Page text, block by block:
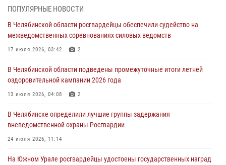
На Южном Урале спецназ Росгвардии провел военно-полевые
Росгвардейцы задержали трёх магазинных воров в Челябинске
На Южном Урале сотрудники Росгвардии задержали
подозреваемого в совершении убийства
В Челябинской области росгвардейцами по горячим следам
задержан подозреваемый в грабеже
ПОПУЛЯРНЫЕ НОВОСТИ
В Челябинской области росгвардейцы обеспечили судейство на
межведомственных соревнованиях силовых ведомств
17 июля 2026, 03:42 2
В Челябинской области подведены промежуточные итоги летней
оздоровительной кампании 2026 года
13 июля 2026, 04:08 2
В Челябинске определили лучшие группы задержания
вневедомственной охраны Росгвардии
24 июля 2026, 11:14
На Южном Урале росгвардейцы удостоены государственных наград